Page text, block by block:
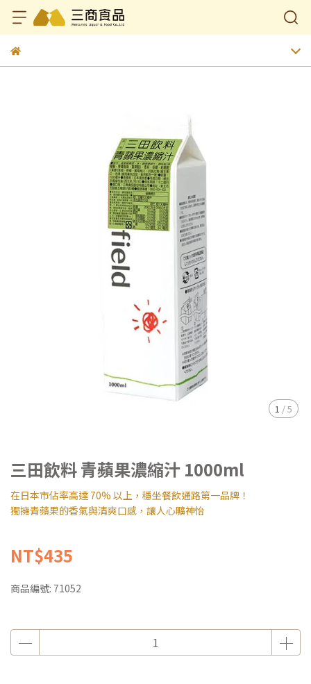
1 /5
三田飲料 青蘋果濃縮汁 1000ml
在日本市佔率高達 70% 以上，穩坐餐飲通路第一品牌！
獨擁青蘋果的香氣與清爽口感，讓人心曠神怡
NT$435
商品編號: 71052